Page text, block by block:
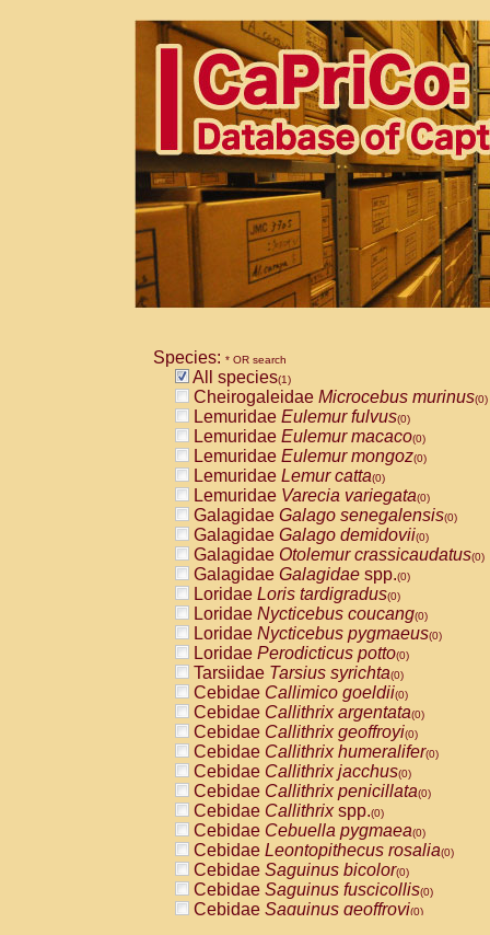
Species: * OR search
All species(1)
Cheirogaleidae Microcebus murinus(0)
Lemuridae Eulemur fulvus(0)
Lemuridae Eulemur macaco(0)
Lemuridae Eulemur mongoz(0)
Lemuridae Lemur catta(0)
Lemuridae Varecia variegata(0)
Galagidae Galago senegalensis(0)
Galagidae Galago demidovii(0)
Galagidae Otolemur crassicaudatus(0)
Galagidae Galagidae spp.(0)
Loridae Loris tardigradus(0)
Loridae Nycticebus coucang(0)
Loridae Nycticebus pygmaeus(0)
Loridae Perodicticus potto(0)
Tarsiidae Tarsius syrichta(0)
Cebidae Callimico goeldii(0)
Cebidae Callithrix argentata(0)
Cebidae Callithrix geoffroyi(0)
Cebidae Callithrix humeralifer(0)
Cebidae Callithrix jacchus(0)
Cebidae Callithrix penicillata(0)
Cebidae Callithrixspp.(0)
Cebidae Cebuella pygmaea(0)
Cebidae Leontopithecus rosalia(0)
Cebidae Saguinus bicolor(0)
Cebidae Saguinus fuscicollis(0)
Cebidae Saguinus geoffroyi(0)